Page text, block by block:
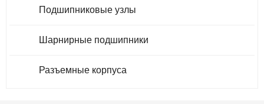
Подшипниковые узлы
Шарнирные подшипники
Разъемные корпуса